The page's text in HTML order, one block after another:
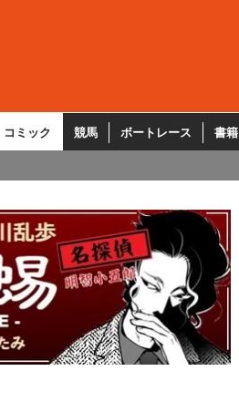
コミック 競馬 ボートレース 書籍